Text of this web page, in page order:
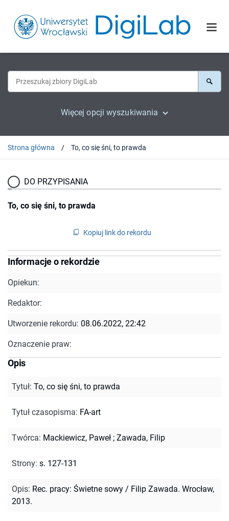
Więcej opcji wyszukiwania
Strona główna To, co się śni, to prawda
DO PRZYPISANIA
To, co się śni, to prawda
Kopiuj link do rekordu
Informacje o rekordzie
Opiekun:
Redaktor:
Utworzenie rekordu: 08.06.2022, 22:42
Oznaczenie praw:
Opis
Tytuł: To, co się śni, to prawda
Tytuł czasopisma: FA-art
Twórca: Mackiewicz, Paweł ; Zawada, Filip
Strony: s. 127-131
Opis: Rec. pracy: Świetne sowy / Filip Zawada. Wrocław,
2013.